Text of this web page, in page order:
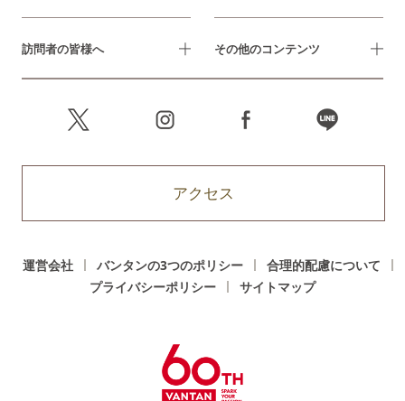
訪問者の皆様へ その他のコンテンツ
アクセス
運営会社 バンタンの3つのポリシー
合理的配慮について
プライバシーポリシー
サイトマップ